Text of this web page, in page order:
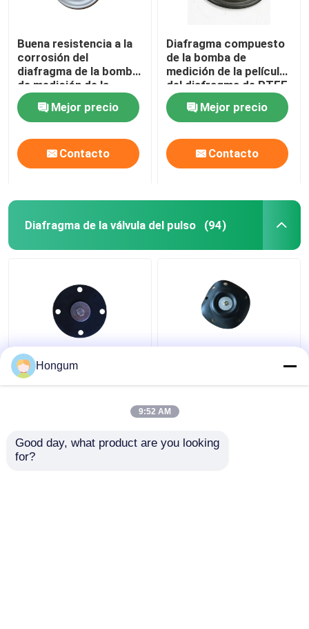
Buena resistencia a la
corrosión del
diafragma de la bomba
de medición de la
elasticidad de PTFE
EPDM Mejor precio
Contacto
Diafragma compuesto
de la bomba de
medición de la película
del diafragma de PTFE
EPDM
Mejor precio
Contacto
Diafragma de la válvula del pulso (94)
Resistencia del
envejecimiento del
del pulso del filtro del
Diafragma Ajuste ZBS
Válvula de Pulso
Hongum
9:52 AM
Good day, what product are you looking
for?